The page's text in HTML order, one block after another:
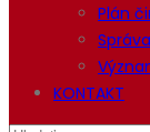
Plán
KONTAKT